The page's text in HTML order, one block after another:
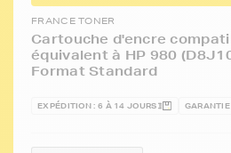
FRANCE TONER
Cartouche d'encre
équivalent à HP 980
Format Standard
EXPÉDITION : 6 À 14 JOURS